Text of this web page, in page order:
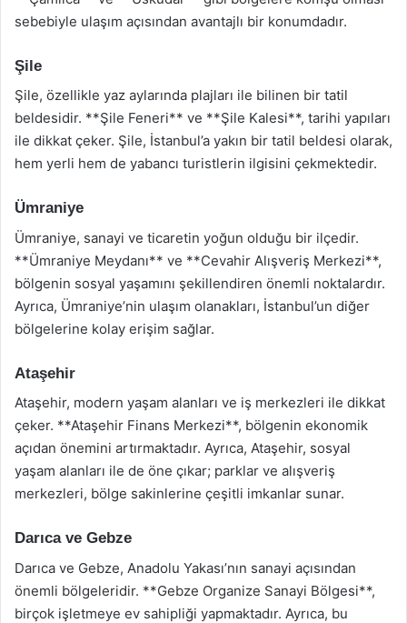
sebebiyle ulaşım açısından avantajlı bir konumdadır.
Şile
Şile, özellikle yaz aylarında plajları ile bilinen bir tatil
beldesidir. **Şile Feneri** ve **Şile Kalesi**, tarihi yapıları
ile dikkat çeker. Şile, İstanbul’a yakın bir tatil beldesi olarak,
hem yerli hem de yabancı turistlerin ilgisini çekmektedir.
Ümraniye
Ümraniye, sanayi ve ticaretin yoğun olduğu bir ilçedir.
**Ümraniye Meydanı** ve **Cevahir Alışveriş Merkezi**,
bölgenin sosyal yaşamını şekillendiren önemli noktalardır.
Ayrıca, Ümraniye’nin ulaşım olanakları, İstanbul’un diğer
bölgelerine kolay erişim sağlar.
Ataşehir
Ataşehir, modern yaşam alanları ve iş merkezleri ile dikkat
çeker. **Ataşehir Finans Merkezi**, bölgenin ekonomik
açıdan önemini artırmaktadır. Ayrıca, Ataşehir, sosyal
yaşam alanları ile de öne çıkar; parklar ve alışveriş
merkezleri, bölge sakinlerine çeşitli imkanlar sunar.
Darıca ve Gebze
Darıca ve Gebze, Anadolu Yakası’nın sanayi açısından
önemli bölgeleridir. **Gebze Organize Sanayi Bölgesi**,
birçok işletmeye ev sahipliği yapmaktadır. Ayrıca, bu